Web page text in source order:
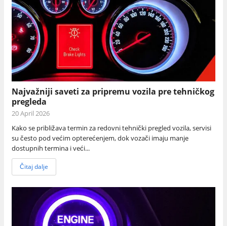
Najvažniji saveti za pripremu vozila pre tehničkog
pregleda
20 April 2026
Kako se približava termin za redovni tehnički pregled vozila, servisi
su često pod većim opterećenjem, dok vozači imaju manje
dostupnih termina i veći...
Čitaj dalje